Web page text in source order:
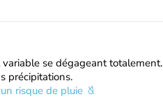
variable se dégageant totalement.
précipitations.
risque de pluie